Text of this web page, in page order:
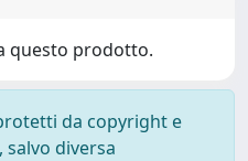
questo prodotto.
da copyright e
diversa